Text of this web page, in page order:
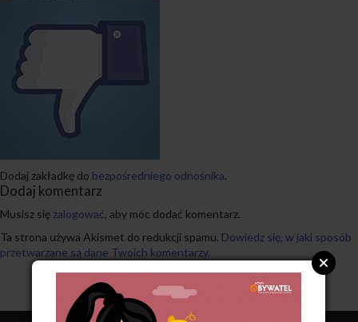
Dodaj zakładkę do bezpośredniego odnośnika.
Dodaj komentarz
Musisz się zalogować, aby móc dodać komentarz.
Ta strona używa Akismet do redukcji spamu. Dowiedz się, w jaki sposób
przetwarzane są dane Twoich komentarzy.